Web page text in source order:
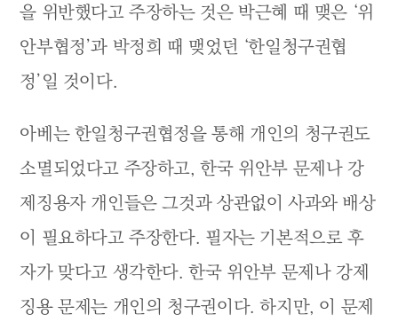
을 위반했다고 주장하는 것은 박근혜 때 맺은 ‘위
안부협정’과 박정희 때 맺었던 ‘한일청구권협
정’일 것이다.
아베는 한일청구권협정을 통해 개인의 청구권도
소멸되었다고 주장하고, 한국 위안부 문제나 강
제징용자 개인들은 그것과 상관없이 사과와 배상
이 필요하다고 주장한다. 필자는 기본적으로 후
자가 맞다고 생각한다. 한국 위안부 문제나 강제
징용 문제는 개인의 청구권이다. 하지만, 이 문제